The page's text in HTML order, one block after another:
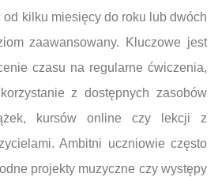
od kilku miesięcy do roku lub dwóch
zaawansowany. Kluczowe jest
czasu na regularne ćwiczenia,
z dostępnych zasobów
kursów online czy lekcji z
Ambitni uczniowie często
projekty muzyczne czy występy